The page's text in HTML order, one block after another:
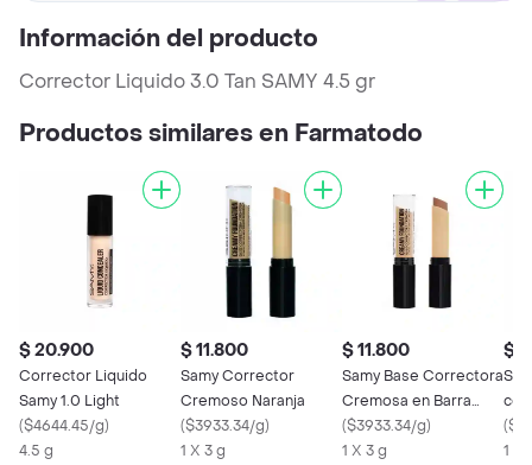
Información del producto
Corrector Liquido 3.0 Tan SAMY 4.5 gr
Productos similares en Farmatodo
$ 20.900
Corrector Liquido
Samy 1.0 Light
($4644.45/g)
4.5 g
$ 11.800
Samy Corrector
Cremoso Naranja
($3933.34/g)
1 X 3 g
$ 11.800
Samy Base Correctora
Cremosa en Barra
Tono 7
($3933.34/g)
1 X 3 g
$
(
1 X